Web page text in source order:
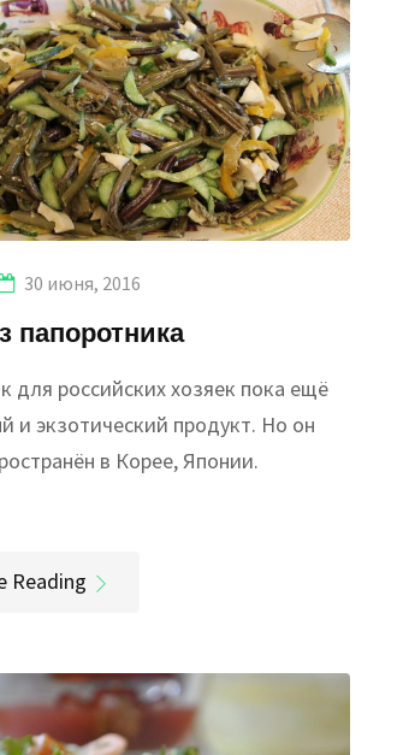
30 июня, 2016
папоротника
для российских хозяек пока ещё
и экзотический продукт. Но он
в Корее, Японии.
Reading